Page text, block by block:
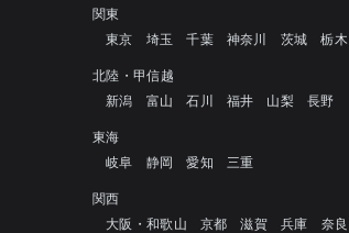
関東
東京
埼玉 千葉 神奈川 茨城 栃木
北陸・甲信越
新潟
富山 石川 福井 山梨 長野
東海
岐阜
静岡 愛知 三重
関西
大阪・和歌山
京都 滋賀 兵庫 奈良